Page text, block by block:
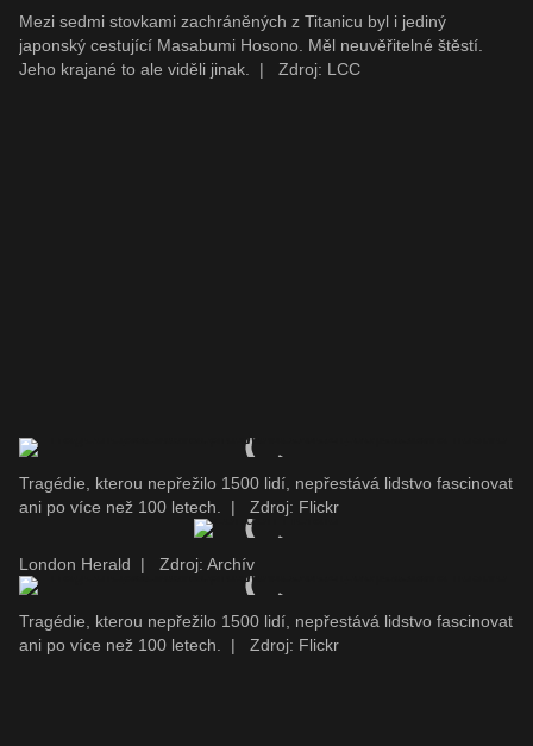
Mezi sedmi stovkami zachráněných z Titanicu byl i jediný
japonský cestující Masabumi Hosono. Měl neuvěřitelné štěstí.
Jeho krajané to ale viděli jinak.
| Zdroj: LCC
Tragédie, kterou nepřežilo 1500 lidí, nepřestává lidstvo fascinovat
ani po více než 100 letech.
| Zdroj: Flickr
London Herald | Zdroj: Archív
Tragédie, kterou nepřežilo 1500 lidí, nepřestává lidstvo fascinovat
ani po více než 100 letech.
| Zdroj: Flickr